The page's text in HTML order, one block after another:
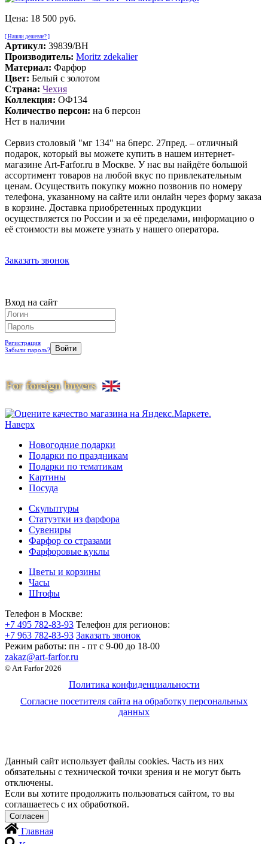
Цена: 18 500 руб.
[ Нашли дешевле? ]
Артикул: 39839/BH
Производитель: Moritz zdekalier
Материал: Фарфор
Цвет: Белый с золотом
Страна: Чехия
Коллекция: ОФ134
Количество персон: на 6 персон
Нет в наличии
Сервиз столовый "мг 134" на 6перс. 27пред. – отличный
подарок, который вы можете купить в нашем интернет-
магазине Art-Farfor.ru в Москве. У нас вы найдёте большой
ассортимент товаров на любой вкус по привлекательным
ценам. Осуществить покупку можно позвонив по номеру
телефона, указанному на сайте или онлайн через форму заказа
в корзине. Доставка приобретенных продукции
осуществляется по России и за её пределами, информацию о
её стоимости вы можете узнать у нашего оператора.
Заказать звонок
Вход на сайт
Регистрация
Забыли пароль?
Наверх
Новогодние подарки
Подарки по праздникам
Подарки по тематикам
Картины
Посуда
Скульптуры
Статуэтки из фарфора
Сувениры
Фарфор со стразами
Фарфоровые куклы
Цветы и корзины
Часы
Штофы
Телефон в Москве:
+7 495 782-83-93 Телефон для регионов:
+7 963 782-83-93 Заказать звонок
Режим работы: пн - пт c 9-00 до 18-00
zakaz@art-farfor.ru
© Art Farfor 2026
Политика конфиденциальности
Согласие посетителя сайта на обработку персональных
данных
Данный сайт использует файлы cookies. Часть из них
обязательны с технической точки зрения и не могут быть
отключены.
Если вы хотите продолжить пользоваться сайтом, то вы
соглашаетесь с их обработкой.
Главная